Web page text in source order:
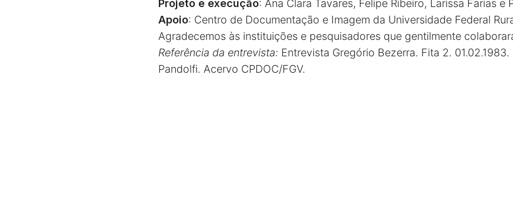
Projeto e execução: Ana Clara Tavares, Felipe Ribeiro, Larissa Farias e
Apoio: Centro de Documentação e Imagem da Universidade Federal
Agradecemos às instituições e pesquisadores que gentilmente
Referência da entrevista: Entrevista Gregório Bezerra. Fita 2.
Pandolfi. Acervo CPDOC/FGV.